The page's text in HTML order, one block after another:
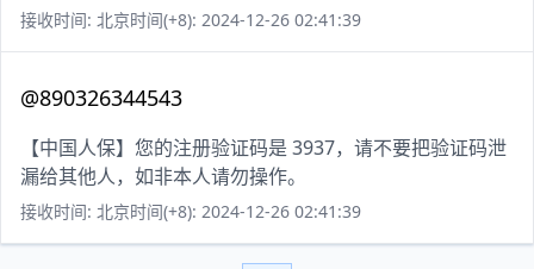
接收时间: 北京时间(+8): 2024-12-26 02:41:39
@890326344543
【中国人保】您的注册验证码是 3937，请不要把验证码泄
漏给其他人，如非本人请勿操作。
接收时间: 北京时间(+8): 2024-12-26 02:41:39